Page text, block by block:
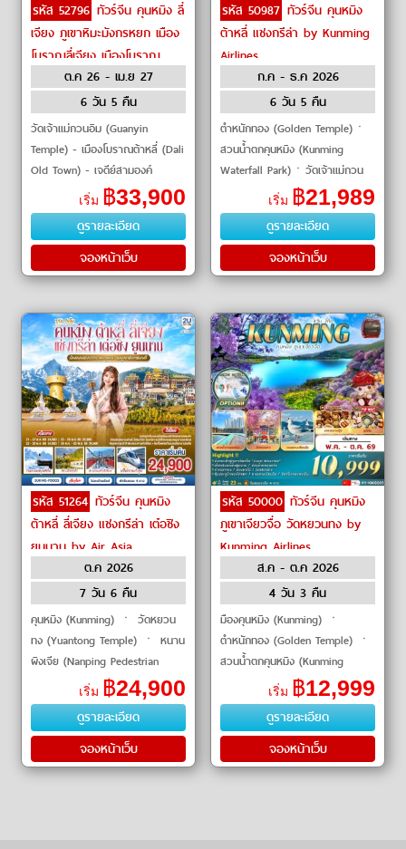
รหัส 52796 ทัวร์จีน คุนหมิง ลี่
เจียง ภูเขาหิมะมังกรหยก เมือง
โบราณลี่เจียง เมืองโบราณ
แชงกรีล่า by THAI Airways
ต.ค 26 - เม.ย 27
6 วัน 5 คืน
วัดเจ้าแม่กวนอิม (Guanyin
Temple) - เมืองโบราณต้าหลี่ (Dali
Old Town) - เจดีย์สามองค์
(Three Pagodas) - ช่องแคบเสือก
ระโจน (Tiger Leaping Gorge) -
เมืองโบรา�
เริ่ม ฿33,900
ดูรายละเอียด
จองหน้าเว็บ
รหัส 50987 ทัวร์จีน คุนหมิง
ต้าหลี่ แชงกรีล่า by Kunming
Airlines
ก.ค - ธ.ค 2026
6 วัน 5 คืน
ตำหนักทอง (Golden Temple)ㆍ
สวนน้ำตกคุนหมิง (Kunming
Waterfall Park)ㆍวัดเจ้าแม่กวน
อิม (Guanyin Temple)ㆍเมืองโบ
ราณต้าหลี่ (Dali Ancient Town)
ㆍเจดีย์สามองค์
เริ่ม ฿21,989
ดูรายละเอียด
จองหน้าเว็บ
รหัส 51264 ทัวร์จีน คุนหมิง
ต้าหลี่ ลี่เจียง แชงกรีล่า เต๋อชิง
ยูนนาน by Air Asia
ต.ค 2026
7 วัน 6 คืน
คุนหมิง (Kunming) ㆍ วัดหยวน
ทง (Yuantong Temple) ㆍ หนาน
ผิงเจีย (Nanping Pedestrian
Street) ㆍ ต้าหลี่ (Dali) ㆍ เมือง
โบราณต้าหลี่ (Dali Ancient Town)
ㆍ วัดเจ้าแม่กวน
เริ่ม ฿24,900
ดูรายละเอียด
จองหน้าเว็บ
รหัส 50000 ทัวร์จีน คุนหมิง
ภูเขาเจียวจื่อ วัดหยวนทง by
Kunming Airlines
ส.ค - ต.ค 2026
4 วัน 3 คืน
มืองคุนหมิง (Kunming) ㆍ
ตำหนักทอง (Golden Temple) ㆍ
สวนน้ำตกคุนหมิง (Kunming
Waterfall Park) ㆍ สวนผลไม้
(Fruit Garden) ㆍ เมืองถ่านเตี้ยน
(Tian Dian) ㆍ ภูเขาเจ�
เริ่ม ฿12,999
ดูรายละเอียด
จองหน้าเว็บ